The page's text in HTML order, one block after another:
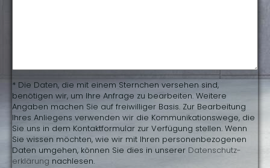
* Die Daten, die mit einem Sternchen versehen sind,
benötigen wir, um Ihre Anfrage zu bearbeiten. Weitere
Angaben machen Sie auf freiwilliger Basis. Zur Bearbeitung
Ihres Anliegens verwenden wir die Kommunikationswege, die
Sie uns in dem Kontaktformular zur Verfügung stellen. Wenn
Sie wissen möchten, wie wir mit Ihren personenbezogenen
Daten umgehen, können Sie dies in unserer Daten­schutz­
erklärung nachlesen.